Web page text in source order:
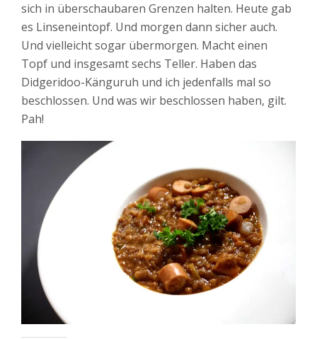
sich in überschaubaren Grenzen halten. Heute gab
es Linseneintopf. Und morgen dann sicher auch.
Und vielleicht sogar übermorgen. Macht einen
Topf und insgesamt sechs Teller. Haben das
Didgeridoo-Känguruh und ich jedenfalls mal so
beschlossen. Und was wir beschlossen haben, gilt.
Pah!